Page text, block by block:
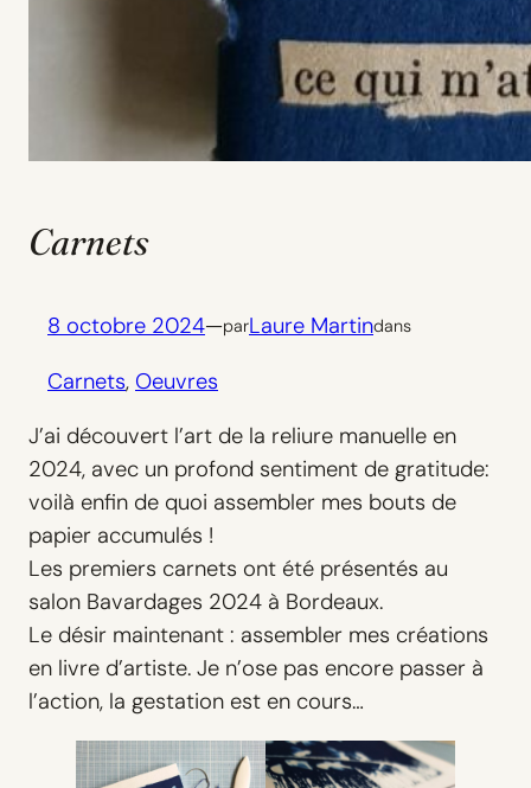
Carnets
8 octobre 2024—parLaure Martindans
Carnets, Oeuvres
J’ai découvert l’art de la reliure manuelle en
2024, avec un profond sentiment de gratitude:
voilà enfin de quoi assembler mes bouts de
papier accumulés !
Les premiers carnets ont été présentés au
salon Bavardages 2024 à Bordeaux.
Le désir maintenant : assembler mes créations
en livre d’artiste. Je n’ose pas encore passer à
l’action, la gestation est en cours…